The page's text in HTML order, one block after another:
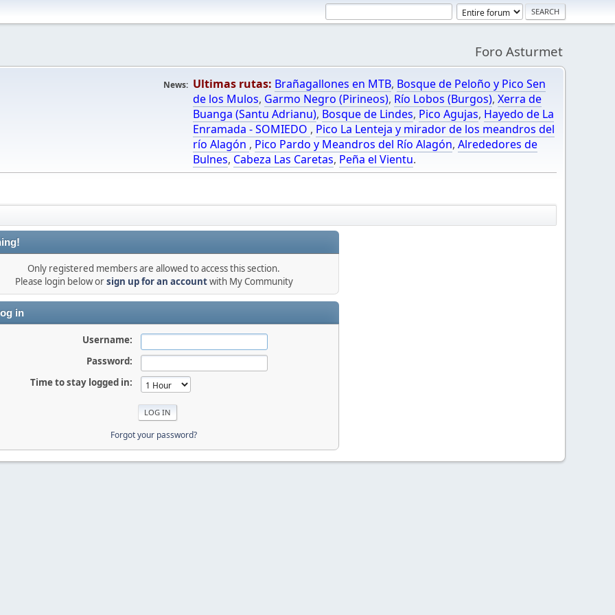
Foro Asturmet
News: Ultimas rutas: Brañagallones en MTB, Bosque de Peloño y Pico Sen
de los Mulos, Garmo Negro (Pirineos), Río Lobos (Burgos), Xerra de
Buanga (Santu Adrianu), Bosque de Lindes, Pico Agujas, Hayedo de La
Enramada - SOMIEDO , Pico La Lenteja y mirador de los meandros del
río Alagón , Pico Pardo y Meandros del Río Alagón, Alrededores de
Bulnes, Cabeza Las Caretas, Peña el Vientu.
Only registered members are allowed to access this section.
Please login below orsign up for an accountwith My Community
in
Username:
Password:
Time to stay logged in:
Forgot your password?